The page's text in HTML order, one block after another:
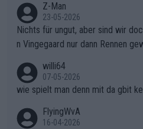
Z-Man
23-05-2026
Nichts für ungut, aber sind wir
n Vingegaard nur dann Rennen
willi64
07-05-2026
wie spielt man denn mit da gbit
FlyingWvA
16-04-2026